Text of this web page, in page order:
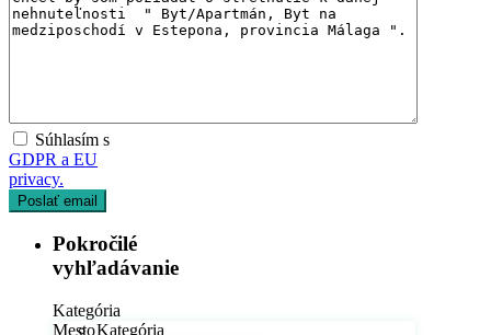
Súhlasím s
GDPR a EU
privacy.
Pokročilé
vyhľadávanie
Kategória
Kategória
Mesto